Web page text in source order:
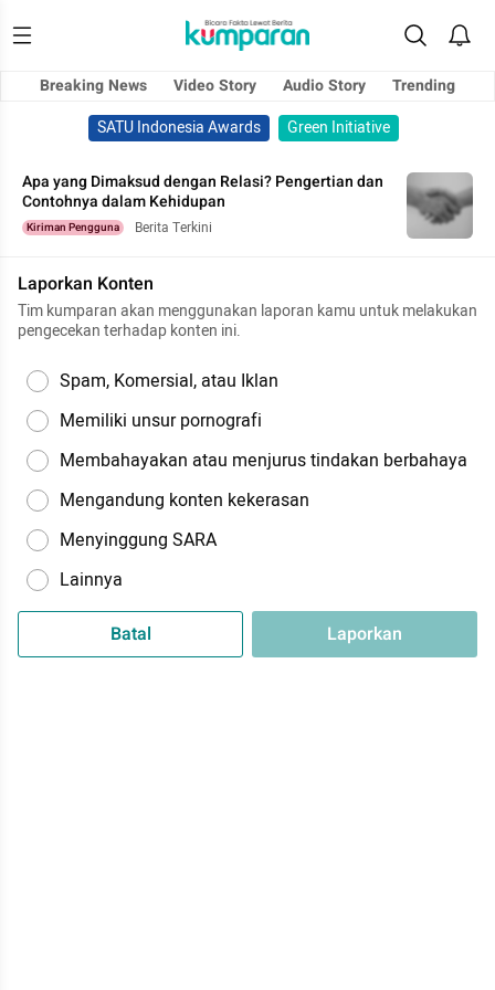
Breaking News Video Story Audio Story
Trending
SATU Indonesia Awards
Green Initiative
Apa yang Dimaksud dengan Relasi? Pengertian dan
Contohnya dalam Kehidupan
Kiriman Pengguna Berita Terkini
Laporkan Konten
Tim kumparan akan menggunakan laporan kamu untuk melakukan
pengecekan terhadap konten ini.
Spam, Komersial, atau Iklan
Memiliki unsur pornografi
Membahayakan atau menjurus tindakan berbahaya
Mengandung konten kekerasan
Menyinggung SARA
Lainnya
Batal Laporkan